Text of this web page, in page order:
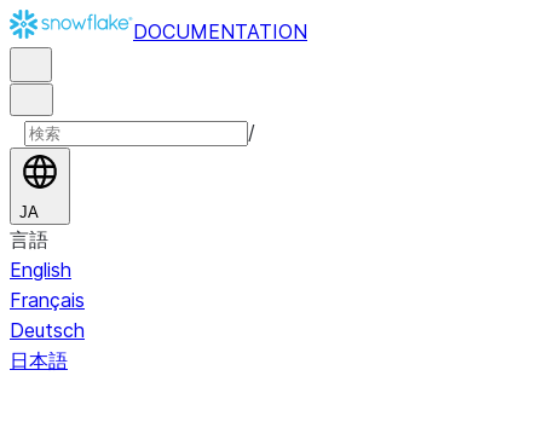
DOCUMENTATION
/
JA
言語
English
Français
Deutsch
日本語